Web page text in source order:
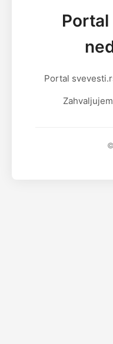
Portal